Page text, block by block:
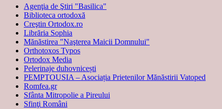
Agenţia de Ştiri "Basilica"
Biblioteca ortodoxă
Creştin Ortodox.ro
Librăria Sophia
Mănăstirea "Naşterea Maicii Domnului"
Orthotoxos Typos
Ortodox Media
Pelerinaje duhovnicești
PEMPTOUSIA – Asociația Prietenilor Mănăstirii Vatoped
Romfea.gr
Sfânta Mitropolie a Pireului
Sfinţi Români